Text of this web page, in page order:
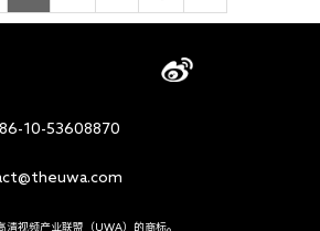
10-53608870
视频产业联盟（UWA）的商标。